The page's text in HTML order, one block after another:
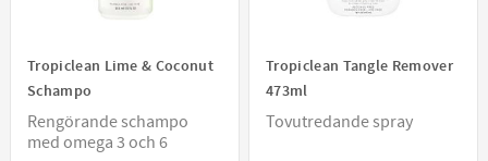
Tropiclean Lime & Coconut
Schampo
Rengörande schampo
med omega 3 och 6
Tropiclean Tangle Remover
473ml
Tovutredande spray